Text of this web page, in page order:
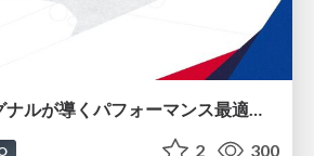
テレメトリーシグナルが導くパフォーマンス最適化 / Performance Optimization Driven by Telemetry Signals
2 300